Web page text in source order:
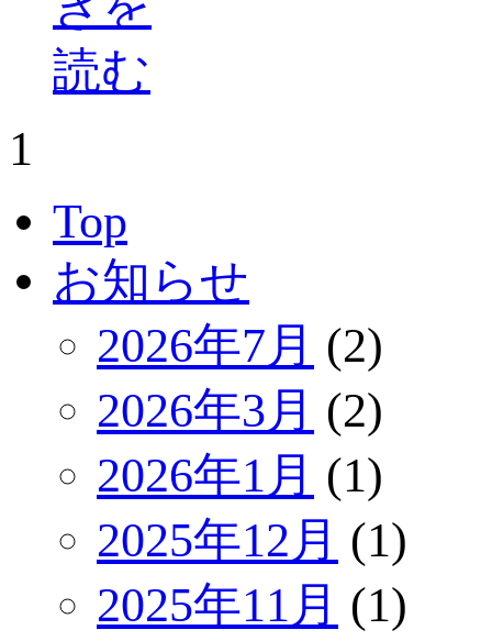
1
Top
お知らせ
2026年7月 (2)
2026年3月 (2)
2026年1月 (1)
2025年12月 (1)
2025年11月 (1)